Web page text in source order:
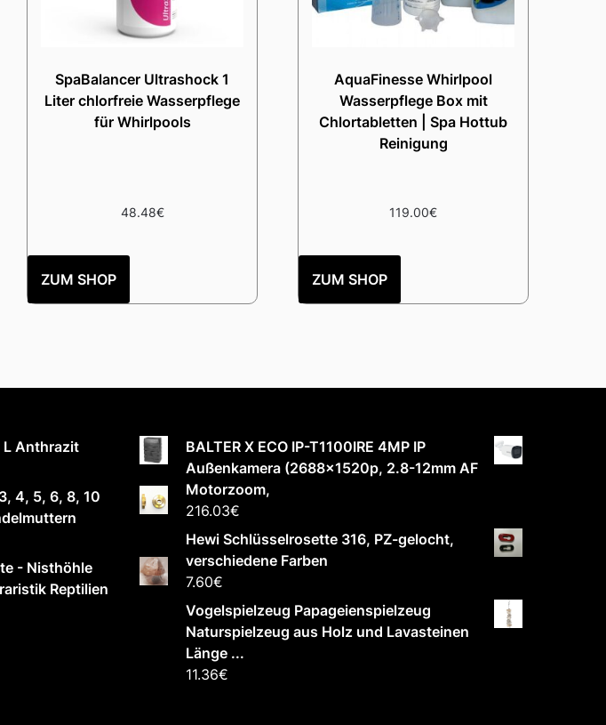
SpaBalancer Ultrashock 1
Liter chlorfreie Wasserpflege
für Whirlpools
48.48€
ZUM SHOP
AquaFinesse Whirlpool
Wasserpflege Box mit
Chlortabletten | Spa Hottub
Reinigung
119.00€
ZUM SHOP
L Anthrazit
4, 5, 6, 8, 10
- Nisthöhle
Reptilien
BALTER X ECO IP-T1100IRE 4MP IP
Außenkamera (2688x1520p, 2.8-12mm AF
Motorzoom,
216.03€
Hewi Schlüsselrosette 316, PZ-gelocht,
verschiedene Farben
7.60€
Vogelspielzeug Papageienspielzeug
Naturspielzeug aus Holz und Lavasteinen
Länge ...
11.36€